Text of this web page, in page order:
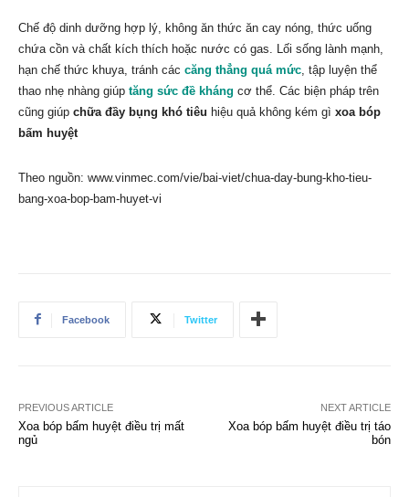
Chế độ dinh dưỡng hợp lý, không ăn thức ăn cay nóng, thức uống
chứa cồn và chất kích thích hoặc nước có gas. Lối sống lành mạnh,
hạn chế thức khuya, tránh các căng thẳng quá mức , tập luyện thể
thao nhẹ nhàng giúp tăng sức đề kháng cơ thể. Các biện pháp trên
cũng giúp chữa đầy bụng khó tiêu hiệu quả không kém gì xoa bóp
bấm huyệt
Theo nguồn: www.vinmec.com/vie/bai-viet/chua-day-bung-kho-tieu-
bang-xoa-bop-bam-huyet-vi
Facebook Twitter
PREVIOUS ARTICLE
Xoa bóp bấm huyệt điều trị mất
ngủ
NEXT ARTICLE
Xoa bóp bấm huyệt điều trị táo
bón